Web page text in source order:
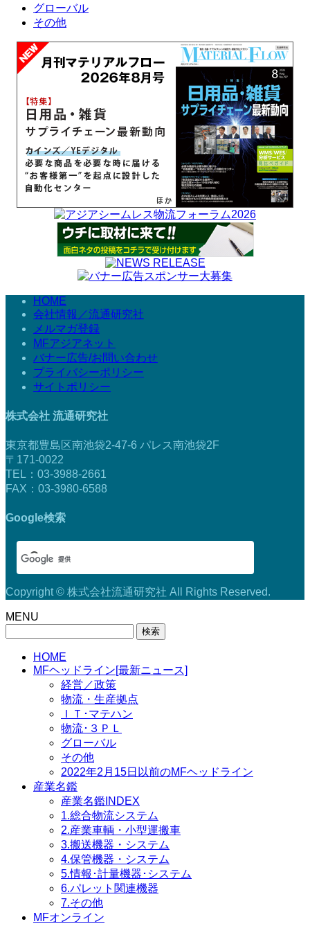
グローバル
その他
HOME
会社情報／流通研究社
メルマガ登録
MFアジアネット
バナー広告/お問い合わせ
プライバシーポリシー
サイトポリシー
株式会社 流通研究社
東京都豊島区南池袋2-47-6 パレス南池袋2F
〒171-0022
TEL：03-3988-2661
FAX：03-3980-6588
Google検索
Copyright © 株式会社流通研究社 All Rights Reserved.
MENU
HOME
MFヘッドライン[最新ニュース]
経営／政策
物流・生産拠点
ＩＴ･マテハン
物流･３ＰＬ
グローバル
その他
2022年2月15日以前のMFヘッドライン
産業名鑑
産業名鑑INDEX
1.総合物流システム
2.産業車輌・小型運搬車
3.搬送機器・システム
4.保管機器・システム
5.情報･計量機器･システム
6.パレット関連機器
7.その他
MFオンライン